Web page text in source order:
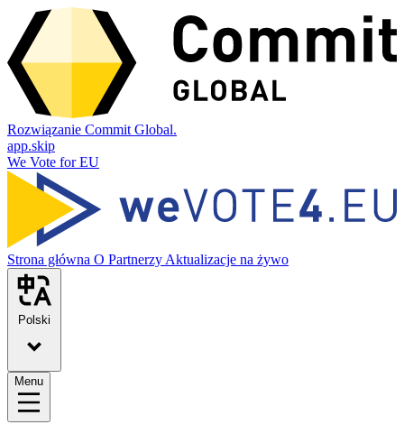
Rozwiązanie Commit Global.
app.skip
We Vote for EU
Strona główna O Partnerzy Aktualizacje na żywo
Polski
Menu